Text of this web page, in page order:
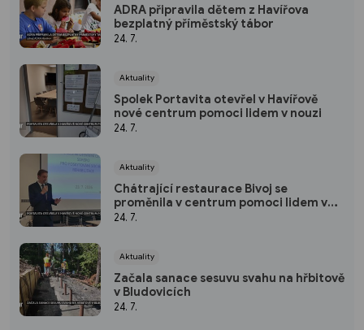
ADRA připravila dětem z Havířova
bezplatný příměstský tábor
24. 7.
Aktuality
Spolek Portavita otevřel v Havířově
nové centrum pomoci lidem v nouzi
24. 7.
Aktuality
Chátrající restaurace Bivoj se
proměnila v centrum pomoci lidem v
nouzi Spolku Portavita
24. 7.
Aktuality
Začala sanace sesuvu svahu na hřbitově
v Bludovicích
24. 7.